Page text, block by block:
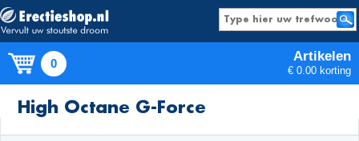
0 Artikelen
€ 0.00 korting
Producten
High Octane G-Force